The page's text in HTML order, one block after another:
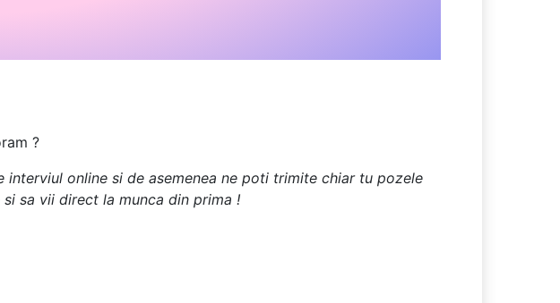
?
online si de asemenea ne poti trimite chiar tu pozele
sa vii direct la munca din prima !